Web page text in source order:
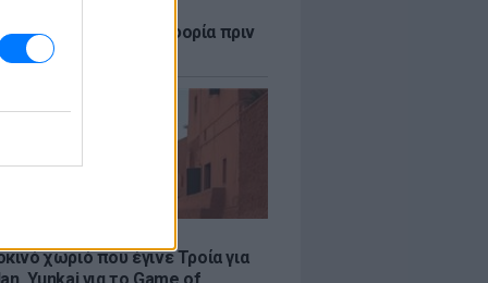
καμία πληροφορία πριν
τη βλακεία σας»
χωριό που έγινε Τροία για